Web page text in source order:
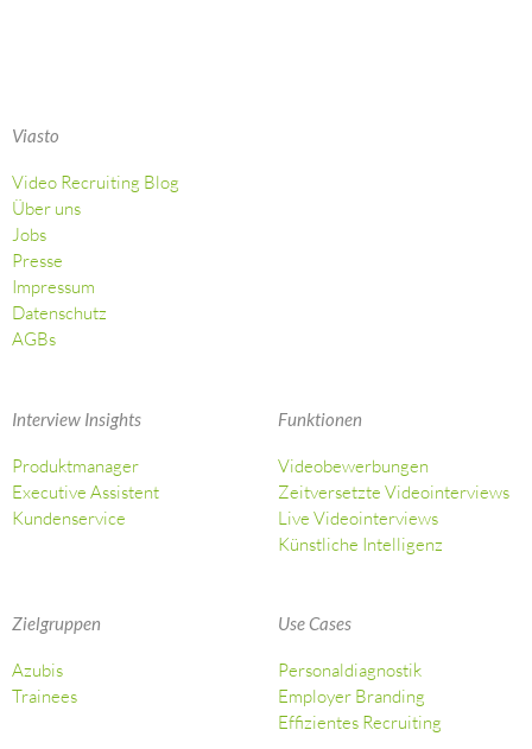
Viasto
Video Recruiting Blog
Über uns
Jobs
Presse
Impressum
Datenschutz
AGBs
Interview Insights
Produktmanager
Executive Assistent
Kundenservice
Funktionen
Videobewerbungen
Zeitversetzte Videointerviews
Live Videointerviews
Künstliche Intelligenz
Zielgruppen
Azubis
Trainees
Use Cases
Personaldiagnostik
Employer Branding
Effizientes Recruiting